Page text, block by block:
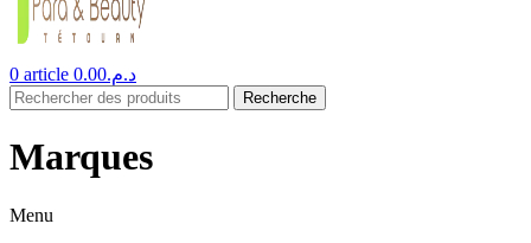
0 article د.م.0.00
Recherche
Marques
Menu